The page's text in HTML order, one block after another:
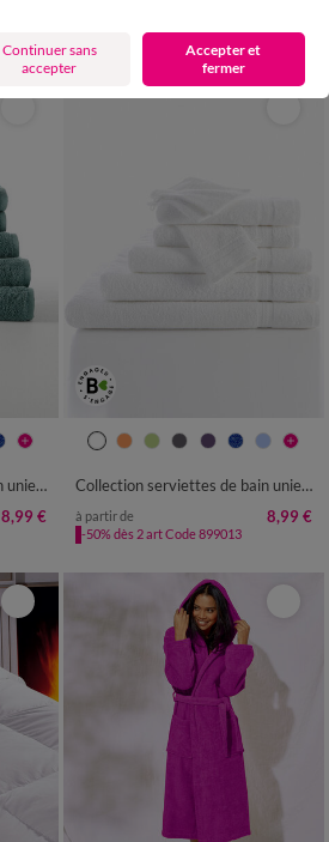
Collection serviettes de bain unies - confort moelleux 420 g/m²
8,99 €
Collection serviettes de bain unies - confort moelleux 420 g/m²
à partir de 8,99 €
-50% dès 2 art Code 899013
Continuer sans
accepter
Accepter et
fermer